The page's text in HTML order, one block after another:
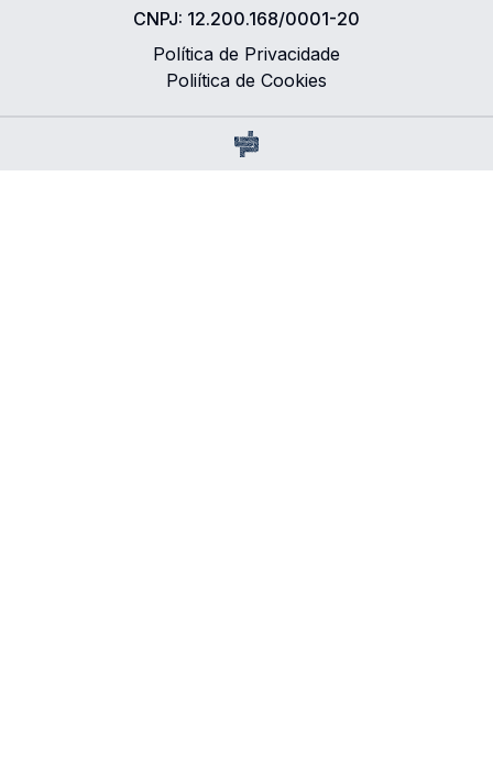
CNPJ: 12.200.168/0001-20
Política de Privacidade
Poliítica de Cookies